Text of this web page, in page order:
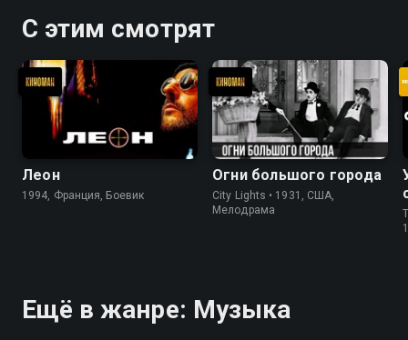
С этим смотрят
Леон
1994, Франция, Боевик
Огни большого города
City Lights • 1931, США,
Мелодрама
Ещё в жанре: Музыка